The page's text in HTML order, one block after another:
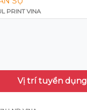
PRINT VINA
Vị trí tuyển dụng